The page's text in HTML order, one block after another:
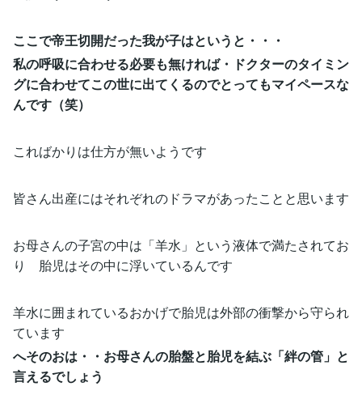
ここで帝王切開だった我が子はというと・・・
私の呼吸に合わせる必要も無ければ・ドクターのタイミン
グに合わせてこの世に出てくるのでとってもマイペースな
んです（笑）
こればかりは仕方が無いようです
皆さん出産にはそれぞれのドラマがあったことと思います
お母さんの子宮の中は「羊水」という液体で満たされてお
り 胎児はその中に浮いているんです
羊水に囲まれているおかげで胎児は外部の衝撃から守られ
ています
へそのおは・・お母さんの胎盤と胎児を結ぶ「絆の管」と
言えるでしょう